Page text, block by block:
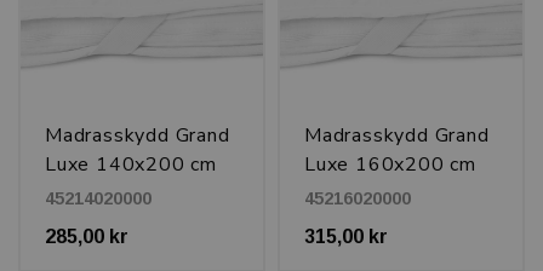
Madrasskydd Grand
Luxe 140x200 cm
45214020000
285,00 kr
Madrasskydd Grand
Luxe 160x200 cm
45216020000
315,00 kr